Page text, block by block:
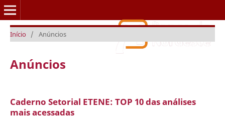
Caderno Setorial ETENE
Início / Anúncios
Anúncios
Caderno Setorial ETENE: TOP 10 das análises
mais acessadas